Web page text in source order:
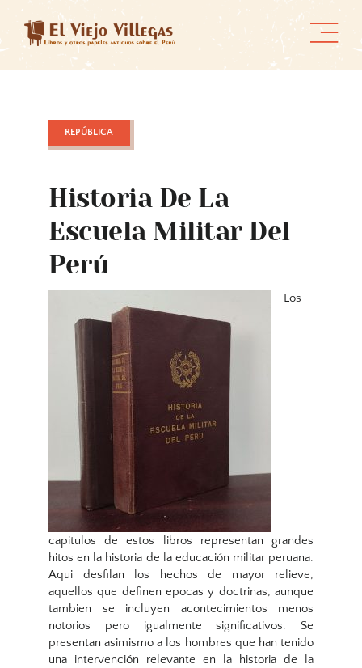
content
REPÚBLICA
Historia De La
Escuela Militar Del
Perú
Los
capitulos de estos libros representan grandes
hitos en la historia de la educación militar peruana.
Aqui desfilan los hechos de mayor relieve,
aquellos que definen epocas y doctrinas, aunque
tambien se incluyen acontecimientos menos
notorios pero igualmente significativos. Se
presentan asimismo a los hombres que han tenido
una intervención relevante en la historia de la